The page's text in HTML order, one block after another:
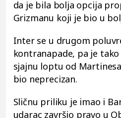
da je bila bolja opcija
Grizmanu koji je bio u
Inter se u drugom
kontranapade, pa je
sjajnu loptu od
bio neprecizan.
Sličnu priliku je imao i
udarac završio pravo u